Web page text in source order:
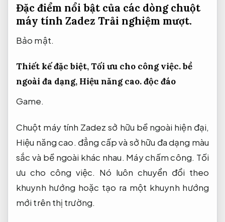
Đặc điểm nổi bật của các dòng chuột
máy tính Zadez Trải nghiệm mượt.
Bảo mật.
Thiết kế đặc biệt,Tối ưu cho công việc.bề
ngoài đa dạng, Hiệu năng cao.độc đáo
Game.
Chuột máy tính Zadez sở hữu bề ngoài hiện đại,
Hiệu năng cao. đẳng cấp và sở hữu đa dạng màu
sắc và bề ngoài khác nhau. Máy chấm công. Tối
ưu cho công việc. Nó luôn chuyển đổi theo
khuynh hướng hoặc tạo ra một khuynh hướng
mới trên thị trường.